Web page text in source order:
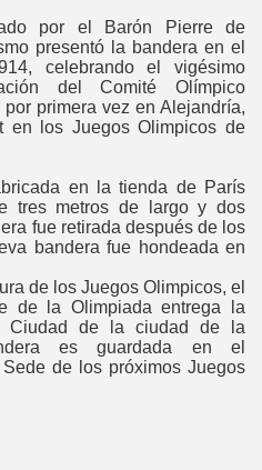
por el Barón Pierre de
presentó la bandera en el
celebrando el vigésimo
del Comité Olí­mpico
primera vez en Alejandría,
en los Juegos Olimpicos de
en la tienda de París
tres metros de largo y dos
fue retirada después de los
bandera fue hondeada en
de los Juegos Olimpicos, el
de la Olimpiada entrega la
Ciudad de la ciudad de la
es guardada en el
de los próximos Juegos